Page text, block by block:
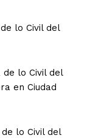
lo Civil del
de lo Civil del
en Ciudad
lo Civil del